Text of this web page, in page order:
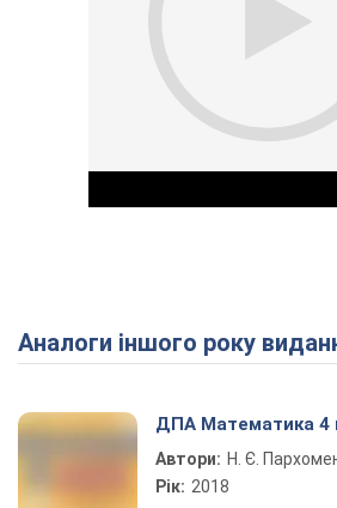
Аналоги іншого року
ДПА Математика 4
Автори: Н. Є.
Рік: 2018